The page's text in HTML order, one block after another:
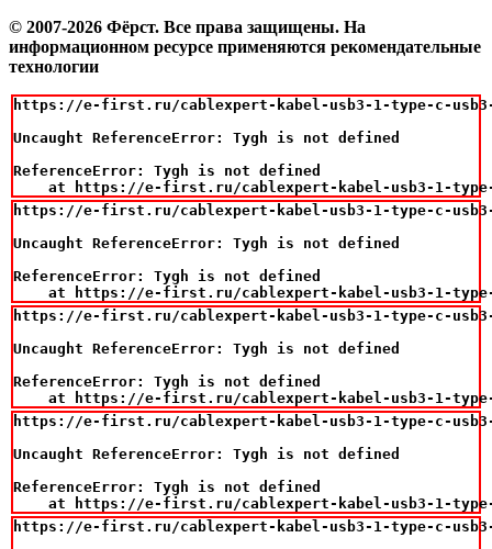
© 2007-2026 Фёрст. Все права защищены. На
информационном ресурсе применяются рекомендательные
технологии
https://e-first.ru/cablexpert-kabel-usb3-1-type-c-usb3-1-
Uncaught ReferenceError: Tygh is not defined
ReferenceError: Tygh is not defined
at https://e-first.ru/cablexpert-kabel-usb3-1-
https://e-first.ru/cablexpert-kabel-usb3-1-type-c-usb3-1-
Uncaught ReferenceError: Tygh is not defined
ReferenceError: Tygh is not defined
at https://e-first.ru/cablexpert-kabel-usb3-1-
https://e-first.ru/cablexpert-kabel-usb3-1-type-c-usb3-1-
Uncaught ReferenceError: Tygh is not defined
ReferenceError: Tygh is not defined
at https://e-first.ru/cablexpert-kabel-usb3-1-
https://e-first.ru/cablexpert-kabel-usb3-1-type-c-usb3-1-
Uncaught ReferenceError: Tygh is not defined
ReferenceError: Tygh is not defined
at https://e-first.ru/cablexpert-kabel-usb3-1-
https://e-first.ru/cablexpert-kabel-usb3-1-type-c-usb3-1-